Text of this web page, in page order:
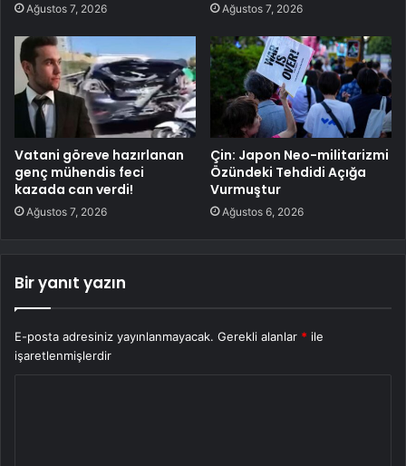
Ağustos 7, 2026 Ağustos 7, 2026
Vatani göreve hazırlanan
genç mühendis feci
kazada can verdi!
Ağustos 7, 2026
Çin: Japon Neo-militarizmi
Özündeki Tehdidi Açığa
Vurmuştur
Ağustos 6, 2026
Bir yanıt yazın
E-posta adresiniz yayınlanmayacak. Gerekli alanlar * ile
işaretlenmişlerdir